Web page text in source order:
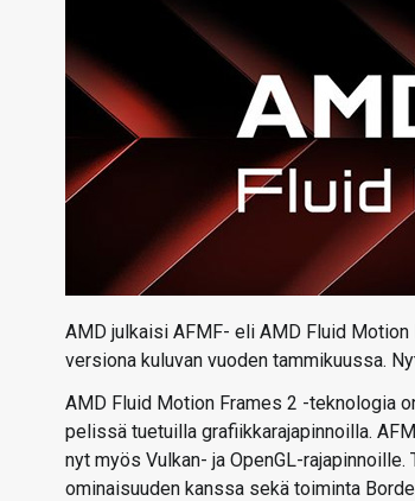
AMD julkaisi AFMF- eli AMD Fluid
versiona kuluvan vuoden tammikuussa.
AMD Fluid Motion Frames 2 -teknologia
pelissä tuetuilla grafiikkarajapinnoilla.
nyt myös Vulkan- ja OpenGL-
ominaisuuden kanssa sekä toiminta